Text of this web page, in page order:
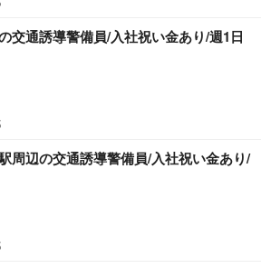
交通誘導警備員/入社祝い金あり/週1日
周辺の交通誘導警備員/入社祝い金あり/